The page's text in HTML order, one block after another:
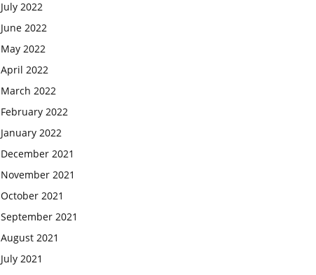
July 2022
June 2022
May 2022
April 2022
March 2022
February 2022
January 2022
December 2021
November 2021
October 2021
September 2021
August 2021
July 2021